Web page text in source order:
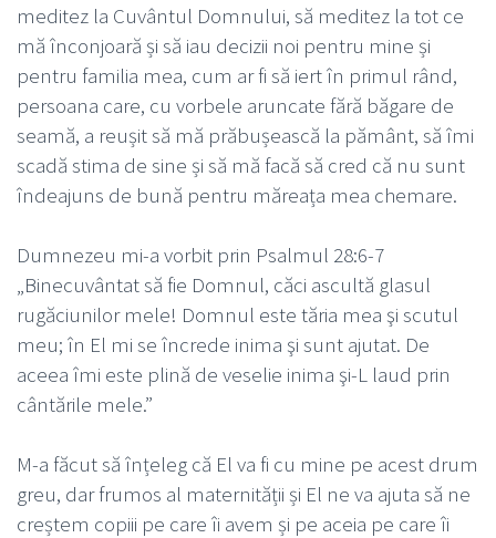
meditez la Cuvântul Domnului, să meditez la tot ce
mă înconjoară și să iau decizii noi pentru mine și
pentru familia mea, cum ar fi să iert în primul rând,
persoana care, cu vorbele aruncate fără băgare de
seamă, a reușit să mă prăbușească la pământ, să îmi
scadă stima de sine și să mă facă să cred că nu sunt
îndeajuns de bună pentru măreața mea chemare.
Dumnezeu mi-a vorbit prin Psalmul 28:6-7
„Binecuvântat să fie Domnul, căci ascultă glasul
rugăciunilor mele! Domnul este tăria mea şi scutul
meu; în El mi se încrede inima şi sunt ajutat. De
aceea îmi este plină de veselie inima şi-L laud prin
cântările mele.”
M-a făcut să înțeleg că El va fi cu mine pe acest drum
greu, dar frumos al maternității și El ne va ajuta să ne
creștem copiii pe care îi avem și pe aceia pe care îi